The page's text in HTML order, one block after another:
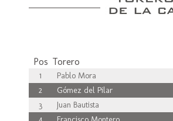
Pos Torero
1 Pablo Mora
2
Gómez del Pilar
3
Juan Bautista